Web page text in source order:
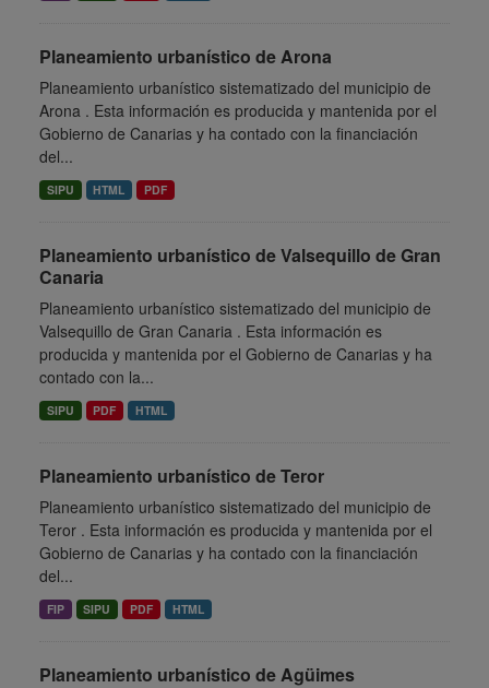
Planeamiento urbanístico de Arona
Planeamiento urbanístico sistematizado del municipio de
Arona . Esta información es producida y mantenida por el
Gobierno de Canarias y ha contado con la financiación
del...
SIPU HTML PDF
Planeamiento urbanístico de Valsequillo de Gran
Canaria
Planeamiento urbanístico sistematizado del municipio de
Valsequillo de Gran Canaria . Esta información es
producida y mantenida por el Gobierno de Canarias y ha
contado con la...
SIPU PDF HTML
Planeamiento urbanístico de Teror
Planeamiento urbanístico sistematizado del municipio de
Teror . Esta información es producida y mantenida por el
Gobierno de Canarias y ha contado con la financiación
del...
FIP SIPU PDF HTML
Planeamiento urbanístico de Agüimes